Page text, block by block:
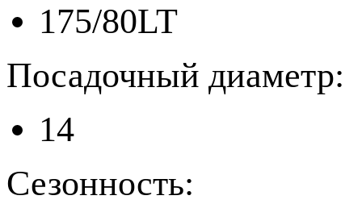
175/80LT
Посадочный диаметр:
14
Сезонность: